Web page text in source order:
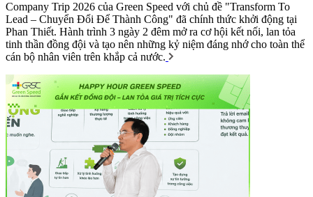
Company Trip 2026 của Green Speed với chủ đề "Transform To
Lead – Chuyển Đổi Để Thành Công" đã chính thức khởi động tại
Phan Thiết. Hành trình 3 ngày 2 đêm mở ra cơ hội kết nối, lan tỏa
tinh thần đồng đội và tạo nên những kỷ niệm đáng nhớ cho toàn thể
cán bộ nhân viên trên khắp cả nước.